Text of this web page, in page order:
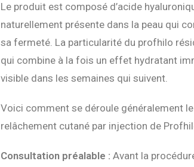
Le produit est composé d’acide
naturellement présente dans la peau qui
sa fermeté. La particularité du profhilo
qui combine à la fois un effet hydratant
visible dans les semaines qui suivent.
Voici comment se déroule généralement
relâchement cutané par injection de
Consultation préalable : Avant la